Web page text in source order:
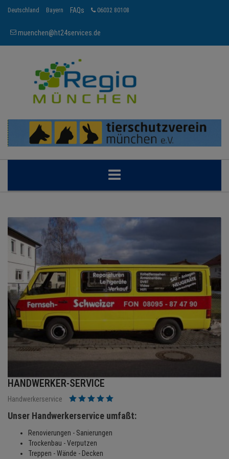
Deutschland Bayern FAQs 06032 80108
muenchen@ht24services.de
BRANCHEN
NEWS
TERMINE
ANGEBOTE
JOBS
KONTAKT
HANDWERKER-SERVICE
Handwerkerservice
Unser Handwerkerservice umfaßt:
Renovierungen - Sanierungen
Trockenbau - Verputzen
Treppen - Wände - Decken